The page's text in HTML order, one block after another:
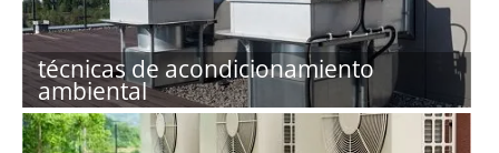
técnicas de acondicionamiento
ambiental